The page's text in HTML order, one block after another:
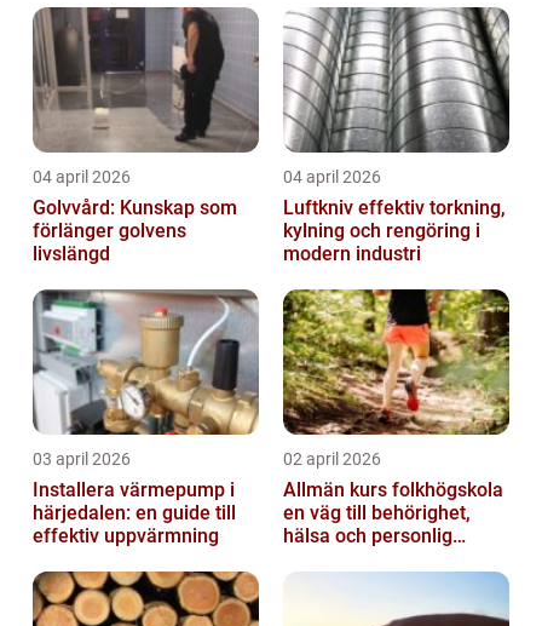
04 april 2026
Golvvård: Kunskap som
förlänger golvens
livslängd
04 april 2026
Luftkniv effektiv torkning,
kylning och rengöring i
modern industri
03 april 2026
Installera värmepump i
härjedalen: en guide till
effektiv uppvärmning
02 april 2026
Allmän kurs folkhögskola
en väg till behörighet,
hälsa och personlig